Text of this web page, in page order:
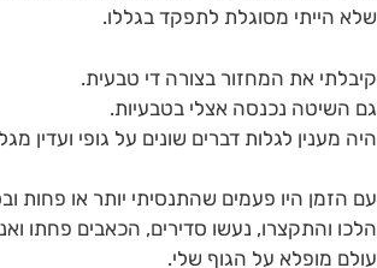
שלא הייתי מסוגלת לתפקד בגללו.
קיבלתי את המחזור בצורה די טבעית.
גם השיטה נכנסה אצלי בטבעיות.
היה מענין לגלות דברים שונים על גופי ועדין
עם הזמן היו פעמים שהתנסיתי יותר או פחות
הלכו והתקצרו, נעשו סדירים, הכאבים פחתו
עולם מופלא על הגוף שלי.